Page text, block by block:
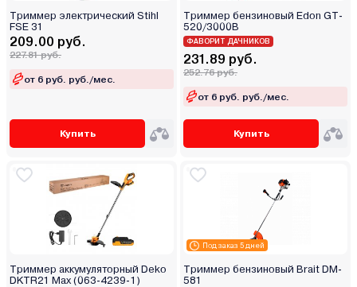
Триммер электрический Stihl
FSE 31
209.00 руб.
227.81 руб.
от 6 руб. руб./мес.
Купить
Триммер бензиновый Edon GT-
520/3000B
ФАВОРИТ ДАЧНИКОВ
231.89 руб.
252.76 руб.
от 6 руб. руб./мес.
Купить
Триммер аккумуляторный Deko
DKTR21 Max (063-4239-1)
Под заказ 5 дней
Триммер бензиновый Brait DM-
581